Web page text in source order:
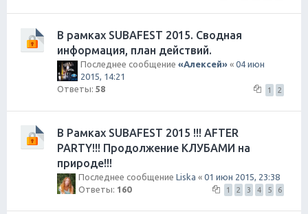
В рамках SUBAFEST 2015. Сводная
информация, план действий.
Последнее сообщение «Aлексей» « 04 июн
2015, 14:21
Ответы: 58 1 2
В Рамках SUBAFEST 2015 !!! AFTER
PARTY!!! Продолжение КЛУБАМИ на
природе!!!
Последнее сообщение Liska « 01 июн 2015, 23:38
Ответы: 160 1 2 3 4 5 6